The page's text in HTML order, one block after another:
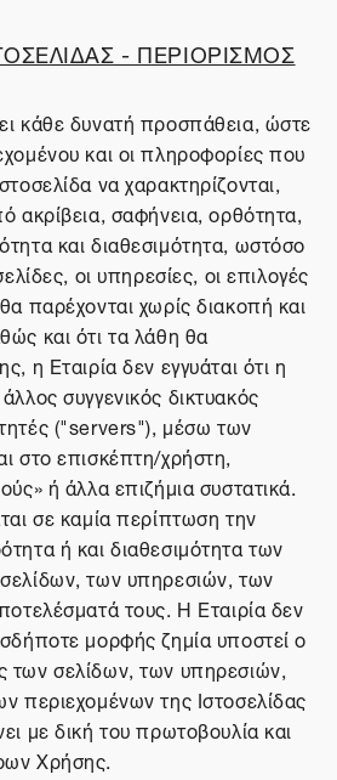
- ΠΕΡΙΟΡΙΣΜΟΣ
κάθε δυνατή προσπάθεια, ώστε
και οι πληροφορίες που
να χαρακτηρίζονται,
ακρίβεια, σαφήνεια, ορθότητα,
και διαθεσιμότητα, ωστόσο
οι υπηρεσίες, οι επιλογές
παρέχονται χωρίς διακοπή και
και ότι τα λάθη θα
η Εταιρία δεν εγγυάται ότι η
συγγενικός δικτυακός
("servers"), μέσω των
στο επισκέπτη/χρήστη,
ή άλλα επιζήμια συστατικά.
σε καμία περίπτωση την
ή και διαθεσιμότητα των
των υπηρεσιών, των
τους. Η Εταιρία δεν
μορφής ζημία υποστεί ο
των σελίδων, των υπηρεσιών,
περιεχομένων της Ιστοσελίδας
με δική του πρωτοβουλία και
Χρήσης.